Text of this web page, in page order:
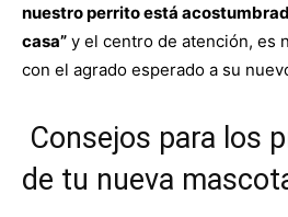
nuestro perrito está
casa” y el centro de atención, es
con el agrado esperado a su
Consejos para los
de tu nueva